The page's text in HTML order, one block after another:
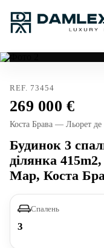
REF. 73454
269 000
Коста Брава — Льорет
Будинок 3
ділянка
Мар, Коста
Спалень
3